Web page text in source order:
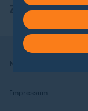
ZDFheute Apps
Nutzungsbedingungen
Impressum
Hier findest
Weitere